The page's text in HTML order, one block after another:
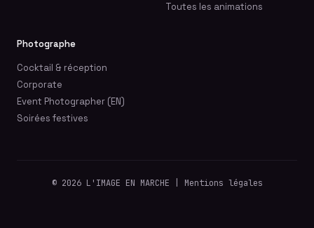
Toutes les animations
Photographe
Cocktail & réception
Corporate
Event Photographer (EN)
Soirées festives
© 2026 L'IMAGE EN MARCHE | Mentions légales